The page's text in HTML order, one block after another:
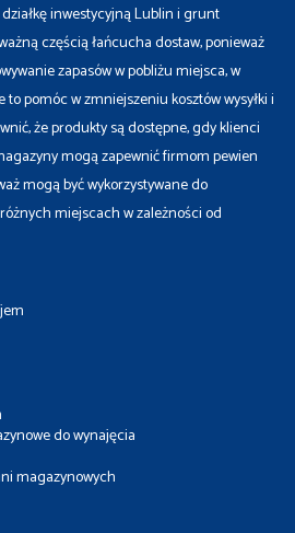
inwestycyjną Lublin i grunt
częścią łańcucha dostaw, ponieważ
zapasów w pobliżu miejsca, w
pomóc w zmniejszeniu kosztów wysyłki i
że produkty są dostępne, gdy klienci
mogą zapewnić firmom pewien
mogą być wykorzystywane do
miejscach w zależności od
do wynajęcia
magazynowych